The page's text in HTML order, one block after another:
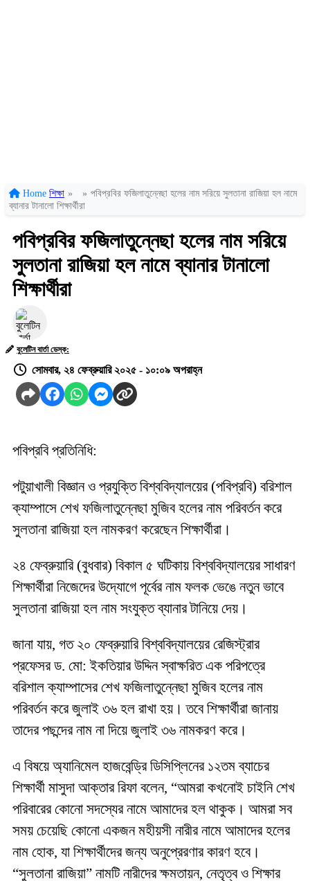
Home শিক্ষা » » পবিপ্রবির ফজিলাতুন্নেছা হলের নাম সরিয়ে সুলতানা রাজিয়া হল নামে
ব্যানার টানালো শিক্ষার্থীরা
পবিপ্রবির ফজিলাতুন্নেছা হলের নাম সরিয়ে
সুলতানা রাজিয়া হল নামে ব্যানার টানালো
শিক্ষার্থীরা
বুলেটিন বার্তা ডেস্ক:
সোমবার, ২৪ ফেব্রুয়ারি ২০২৫ - ১০:০৯ অপরাহ্ন
পবিপ্রবি প্রতিনিধি:
পটুয়াখালী বিজ্ঞান ও প্রযুক্তি বিশ্ববিদ্যালয়ের (পবিপ্রবি) বরিশাল
ক্যাম্পাসে শেখ ফজিলাতুন্নেছা মুজিব হলের নাম পরিবর্তন করে
সুলতানা রাজিয়া হল নামকরণ করেছেন শিক্ষার্থীরা।
২৪ ফেব্রুয়ারি (বুধবার) বিকাল ৫ ঘটিকায় বিশ্ববিদ্যালয়ের সাধারণ
শিক্ষার্থীরা নিজেদের উদ্যোগে পূর্বের নাম ফলক ভেঙে নতুন ভাবে
সুলতানা রাজিয়া হল নাম সংযুক্ত ব্যানার টানিয়ে দেয়।
জানা যায়, গত ২০ ফেব্রুয়ারি বিশ্ববিদ্যালয়ের রেজিস্ট্রার
প্রফেসর ড. মো: ইকতিয়ার উদ্দিন স্বাক্ষরিত এক পরিপত্রে
বরিশাল ক্যাম্পাসের শেখ ফজিলাতুন্নেছা মুজিব হলের নাম
পরিবর্তন করে জুলাই ৩৬ হল রাখা হয়। তবে শিক্ষার্থীরা জানায়
তাদের পছন্দের নাম না দিয়ে জুলাই ৩৬ নামকরণ করে।
এ বিষয়ে অ্যানিমেল হাজবেন্ড্রি ডিসিপ্লিনের ১২তম ব্যাচের
শিক্ষার্থী মাসুদা আক্তার রিফা বলেন, “আমরা কখনোই চাইনি শেখ
পরিবারের কোনো সদস্যের নামে আমাদের হল থাকুক। আমরা সব
সময় চেয়েছি কোনো একজন মহীয়সী নারীর নামে আমাদের হলের
নাম হোক, যা শিক্ষার্থীদের জন্য অনুপ্রেরণার কারণ হবে।
“সুলতানা রাজিয়া” নামটি নারীদের ক্ষমতায়ন, নেতৃত্ব ও শিক্ষার